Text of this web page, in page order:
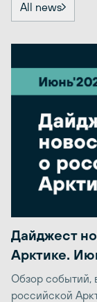
All news
Дайджест
Арктике.
Обзор
российской